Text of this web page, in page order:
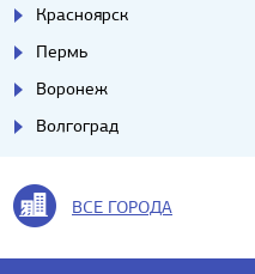
Красноярск
Пермь
Воронеж
Волгоград
ВСЕ ГОРОДА